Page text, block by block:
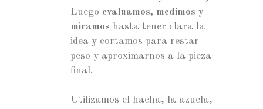
Luego evaluamos, medimos y
miramos hasta tener clara la
idea y cortamos para restar
peso y aproximarnos a la pieza
final.
Utilizamos el hacha, la azuela,